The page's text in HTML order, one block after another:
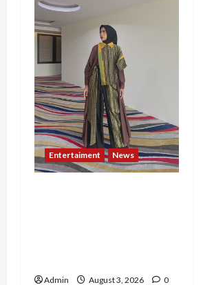
Entertaiment News
Admin August 3, 2026 0